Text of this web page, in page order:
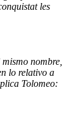
les
nombre,
lo relativo a
Tolomeo: